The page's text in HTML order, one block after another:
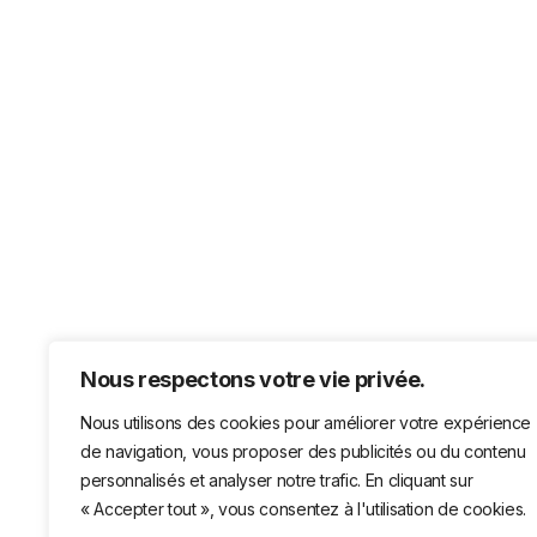
Nous respectons votre vie privée.
Nous utilisons des cookies pour améliorer votre expérience
de navigation, vous proposer des publicités ou du contenu
personnalisés et analyser notre trafic. En cliquant sur
« Accepter tout », vous consentez à l'utilisation de cookies.